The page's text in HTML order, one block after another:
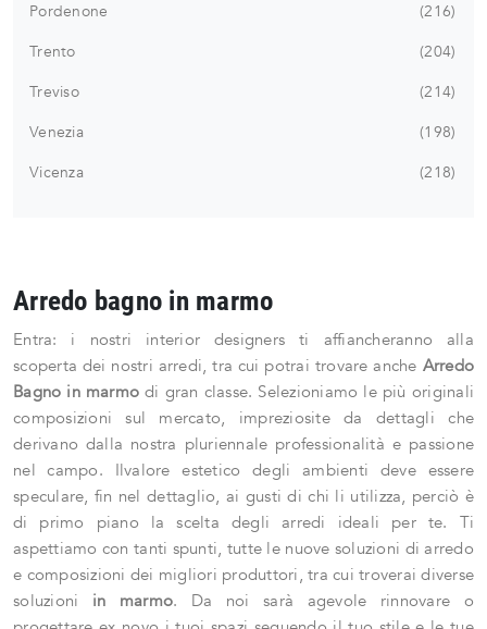
Pordenone
216
Trento
204
Treviso
214
Venezia
198
Vicenza
218
Arredo bagno in marmo
Entra: i nostri interior designers ti affiancheranno alla
scoperta dei nostri arredi, tra cui potrai trovare anche Arredo
Bagno in marmo di gran classe. Selezioniamo le più originali
composizioni sul mercato, impreziosite da dettagli che
derivano dalla nostra pluriennale professionalità e passione
nel campo. Ilvalore estetico degli ambienti deve essere
speculare, fin nel dettaglio, ai gusti di chi li utilizza, perciò è
di primo piano la scelta degli arredi ideali per te. Ti
aspettiamo con tanti spunti, tutte le nuove soluzioni di arredo
e composizioni dei migliori produttori, tra cui troverai diverse
soluzioni in marmo. Da noi sarà agevole rinnovare o